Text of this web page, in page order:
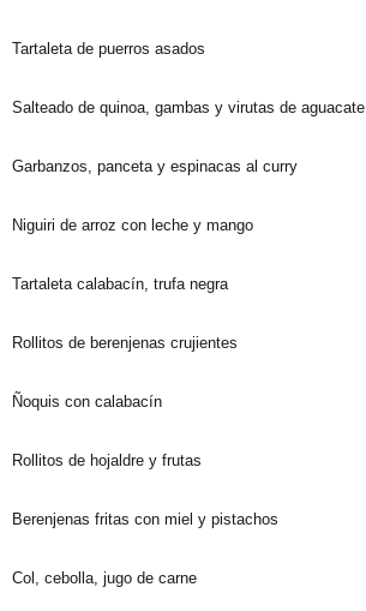
Tartaleta de puerros asados
Salteado de quinoa, gambas y virutas de aguacate
Garbanzos, panceta y espinacas al curry
Niguiri de arroz con leche y mango
Tartaleta calabacín, trufa negra
Rollitos de berenjenas crujientes
Ñoquis con calabacín
Rollitos de hojaldre y frutas
Berenjenas fritas con miel y pistachos
Col, cebolla, jugo de carne